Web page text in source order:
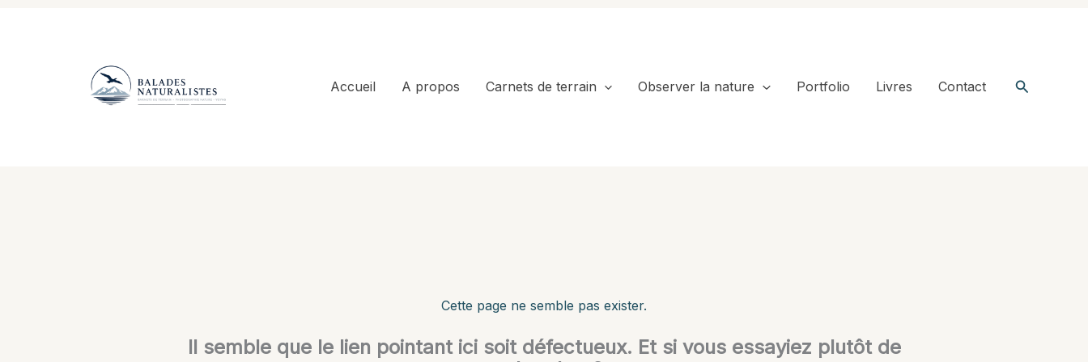
Accueil
A propos Carnets de terrain Observer la nature Portfolio Livres Contact
Cette page ne semble pas exister.
Il semble que le lien pointant ici soit défectueux. Et si vous essayiez plutôt de